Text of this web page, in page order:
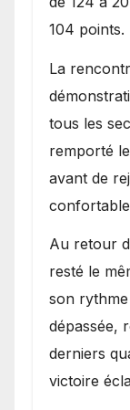
104 points.
La
tous les
remporté
avant de
Au retour
resté le
son
dépassée,
derniers
victoire